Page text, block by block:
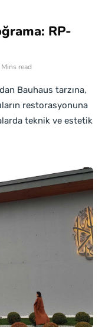
RP-
Mins read
Bauhaus tarzına,
restorasyonuna
teknik ve estetik